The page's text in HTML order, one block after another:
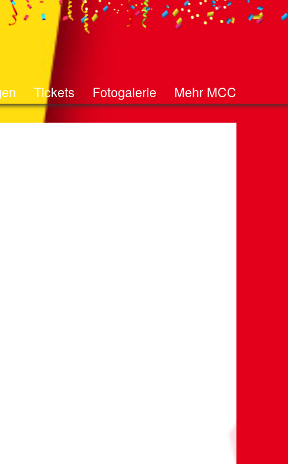
Tickets Fotogalerie Mehr MCC